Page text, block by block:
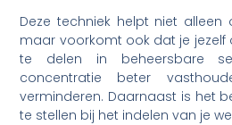
Deze techniek helpt niet
maar voorkomt ook dat je jezelf
te delen in beheersbare
concentratie beter
verminderen. Daarnaast is het
te stellen bij het indelen van je